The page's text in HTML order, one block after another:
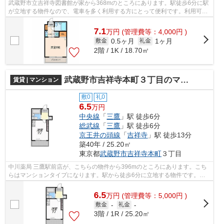
武蔵野市立吉祥寺図書館が家から368mのところにあります。駅徒歩6分に駅
が立地する物件なので、電車を多く利用する方にとって便利です。利用可能
な駅が2駅あり、利便性の高い物件です...
7.1万円 (管理費等：4,000円 )
敷金 0.5ヶ月 礼金
1ヶ月
2階 / 1K / 18.70㎡
賃貸 | マンション 武蔵野市吉祥寺本町３丁目のマンション
敷0 礼0
6.5万円
中央線 「三鷹 」駅 徒歩6分
総武線 「三鷹 」駅 徒歩6分
京王井の頭線 「吉祥寺 」駅 徒歩13分
築40年 / 25.20㎡
東京都武蔵野市吉祥寺本町３丁目
中川薬局 三鷹駅前店が、こちらの物件から396mのところにあります。こち
らはマンションタイプになります。駅から徒歩6分に立地する物件です。付
近に駅が2駅あり、行き先に応じて使い分...
6.5万円 (管理費等：5,000円 )
敷金 - 礼金 -
3階 / 1R / 25.20㎡